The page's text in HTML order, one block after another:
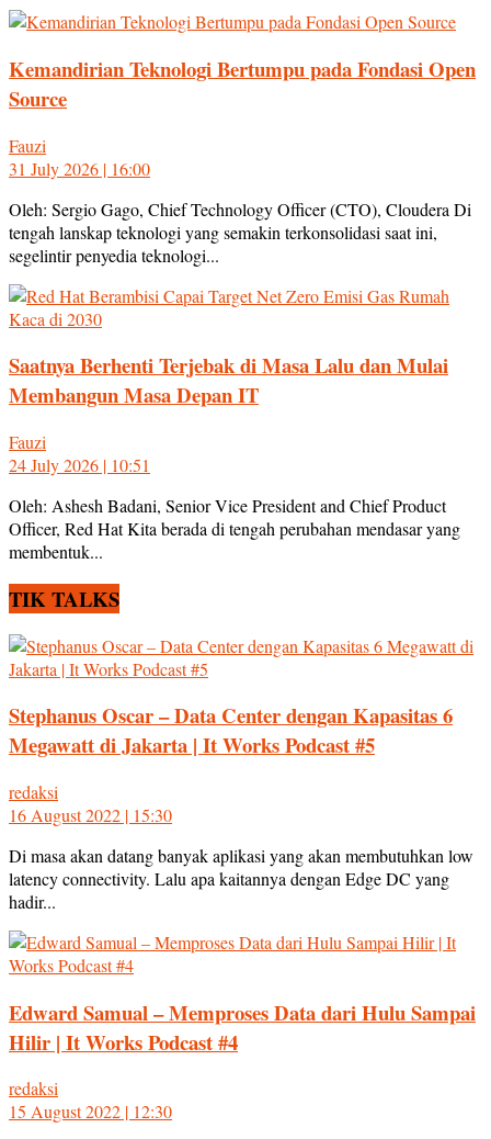
Kemandirian Teknologi Bertumpu pada Fondasi Open
Source
Fauzi
31 July 2026 | 16:00
Oleh: Sergio Gago, Chief Technology Officer (CTO), Cloudera Di
tengah lanskap teknologi yang semakin terkonsolidasi saat ini,
segelintir penyedia teknologi...
Saatnya Berhenti Terjebak di Masa Lalu dan Mulai
Membangun Masa Depan IT
Fauzi
24 July 2026 | 10:51
Oleh: Ashesh Badani, Senior Vice President and Chief Product
Officer, Red Hat Kita berada di tengah perubahan mendasar yang
membentuk...
TIK TALKS
Stephanus Oscar – Data Center dengan Kapasitas 6
Megawatt di Jakarta | It Works Podcast #5
redaksi
16 August 2022 | 15:30
Di masa akan datang banyak aplikasi yang akan membutuhkan low
latency connectivity. Lalu apa kaitannya dengan Edge DC yang
hadir...
Edward Samual – Memproses Data dari Hulu Sampai
Hilir | It Works Podcast #4
redaksi
15 August 2022 | 12:30